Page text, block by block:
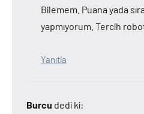
Bilemem. Puana yada
yapmıyorum. Tercih
Yanıtla
Burcu dedi ki: